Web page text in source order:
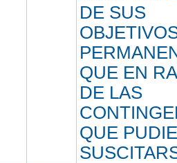
DE SUS
QUE EN
DE LAS
QUE